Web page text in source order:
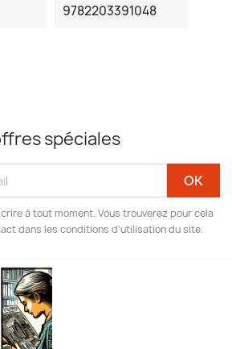
9782203391048
spéciales
à tout moment. Vous trouverez pour cela
dans les conditions d'utilisation du site.